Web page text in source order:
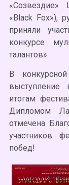
«Созвездие»
«Black Fox»),
приняли
конкурсе
талантов».
В
итогам
Дипломом
отмечена
участников
побед!